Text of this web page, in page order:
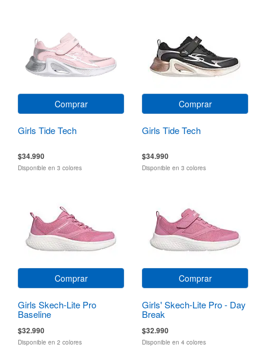
Comprar
Girls Tide Tech
$34.990
Disponible en 3 colores
Comprar
Girls Tide Tech
$34.990
Disponible en 3 colores
Comprar
Girls Skech-Lite Pro
Baseline
$32.990
Disponible en 2 colores
Comprar
Girls' Skech-Lite Pro - Day
Break
$32.990
Disponible en 4 colores